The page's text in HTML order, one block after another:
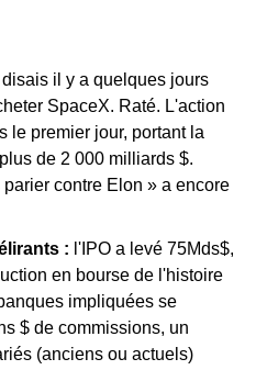
il y a quelques jours
SpaceX. Raté. L'action
le premier jour, portant la
de 2 000 milliards $.
contre Elon » a encore
: l'IPO a levé 75Mds$,
en bourse de l'histoire
impliquées se
$ de commissions, un
(anciens ou actuels)